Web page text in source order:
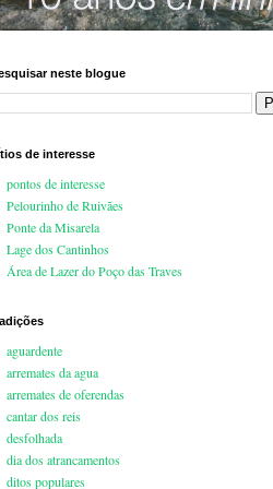
neste blogue
de interesse
pontos de interesse
Pelourinho de Ruivães
Ponte da Misarela
Lage dos Cantinhos
Área de Lazer do Poço das Traves
aguardente
arremates da agua
arremates de oferendas
cantar dos reis
desfolhada
dia dos atrancamentos
ditos populares